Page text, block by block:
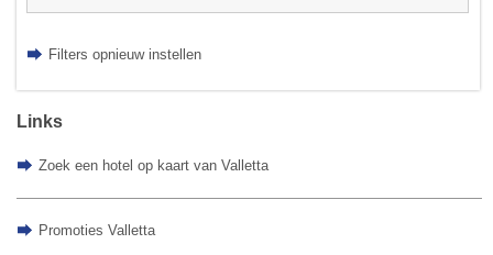
Filters opnieuw instellen
Links
Zoek een hotel op kaart van Valletta
Promoties Valletta